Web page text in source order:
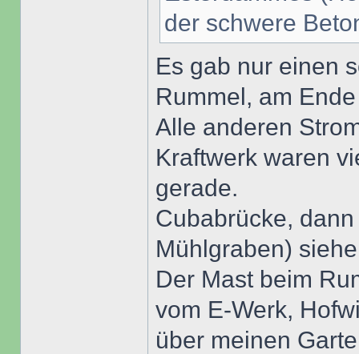
der schwere
Es gab nur einen
Rummel, am
Alle anderen
Kraftwerk waren
gerade.
Cubabrücke,
Mühlgraben)
Der Mast beim
vom E-Werk,
über meinen